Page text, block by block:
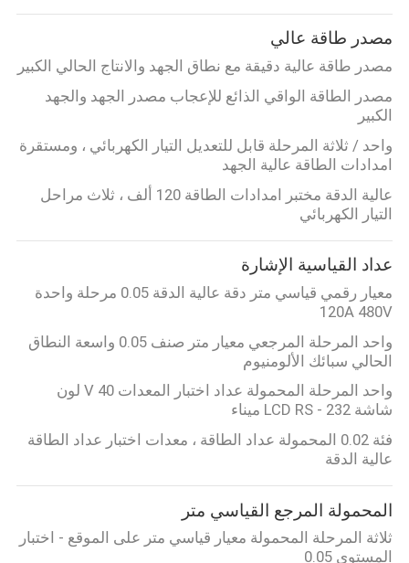
مصدر طاقة عالي
مصدر طاقة عالية دقيقة مع نطاق الجهد والانتاج الحالي الكبير
مصدر الطاقة الواقي الذائع للإعجاب مصدر الجهد والجهد
الكبير
واحد / ثلاثة المرحلة قابل للتعديل التيار الكهربائي ، ومستقرة
امدادات الطاقة عالية الجهد
عالية الدقة مختبر امدادات الطاقة 120 ألف ، ثلاث مراحل
التيار الكهربائي
عداد القياسية الإشارة
معيار رقمي قياسي متر دقة عالية الدقة 0.05 مرحلة واحدة
120A 480V
واحد المرحلة المرجعي معيار متر صنف 0.05 واسعة النطاق
الحالي سبائك الألومنيوم
واحد المرحلة المحمولة عداد اختبار المعدات 40 V لون
شاشة LCD RS - 232 ميناء
فئة 0.02 المحمولة عداد الطاقة ، معدات اختبار عداد الطاقة
عالية الدقة
المحمولة المرجع القياسي متر
ثلاثة المرحلة المحمولة معيار قياسي متر على الموقع - اختبار
المستوى 0.05